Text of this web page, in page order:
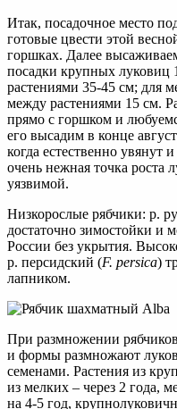
Итак, посадочное место
готовые цвести этой
горшках. Далее
посадки крупных луковиц
растениями 35-45 см; для
между растениями 15 см.
прямо с горшком и
его высадим в конце
когда естественно увянут
очень нежная точка роста
уязвимой.
Низкорослые рябчики: р.
достаточно зимостойки и
России без укрытия.
р. персидский (F. persica)
лапником.
При размножении
и формы размножают
семенами. Растения из
из мелких – через 2 года,
на 4-5 год,